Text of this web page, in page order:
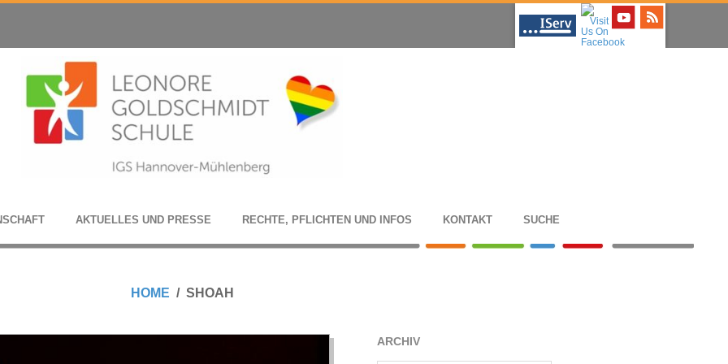
AKTU­EL­LES UND PRESSE RECHTE, PFLICH­TEN UND INFOS KON­TAKT SUCHE
HOME SHOAH
ARCHIV